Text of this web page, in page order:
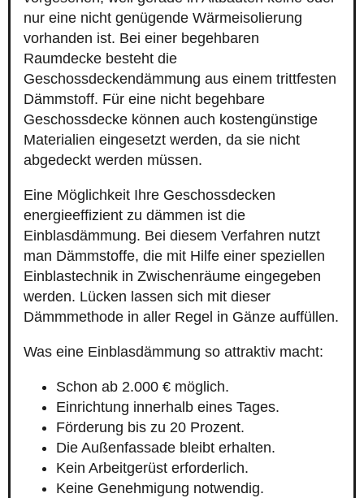
nur eine nicht genügende Wärmeisolierung
vorhanden ist. Bei einer begehbaren
Raumdecke besteht die
Geschossdeckendämmung aus einem trittfesten
Dämmstoff. Für eine nicht begehbare
Geschossdecke können auch kostengünstige
Materialien eingesetzt werden, da sie nicht
abgedeckt werden müssen.
Eine Möglichkeit Ihre Geschossdecken
energieeffizient zu dämmen ist die
Einblasdämmung. Bei diesem Verfahren nutzt
man Dämmstoffe, die mit Hilfe einer speziellen
Einblastechnik in Zwischenräume eingegeben
werden. Lücken lassen sich mit dieser
Dämmmethode in aller Regel in Gänze auffüllen.
Was eine Einblasdämmung so attraktiv macht:
Schon ab 2.000 € möglich.
Einrichtung innerhalb eines Tages.
Förderung bis zu 20 Prozent.
Die Außenfassade bleibt erhalten.
Kein Arbeitgerüst erforderlich.
Keine Genehmigung notwendig.